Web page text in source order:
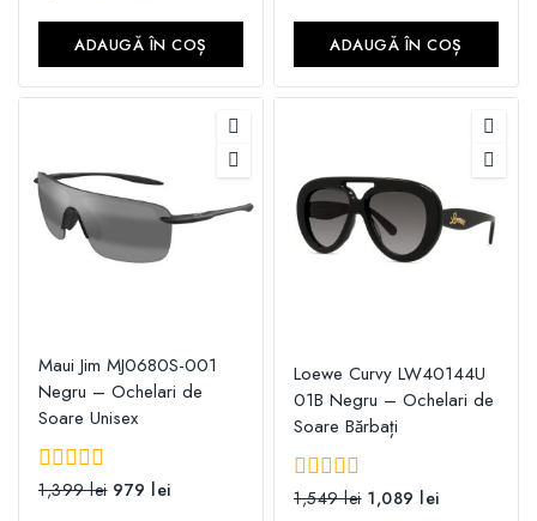
5
ADAUGĂ ÎN COȘ ADAUGĂ ÎN COȘ
Maui Jim MJ0680S-001
Negru – Ochelari de
Soare Unisex
0
1,399lei 979 lei
Loewe Curvy LW40144U
01B Negru – Ochelari de
Soare Bărbați
0
1,549lei 1,089 lei